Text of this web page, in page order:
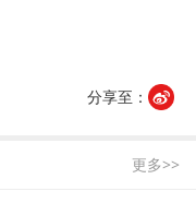
分享至：
更多>>